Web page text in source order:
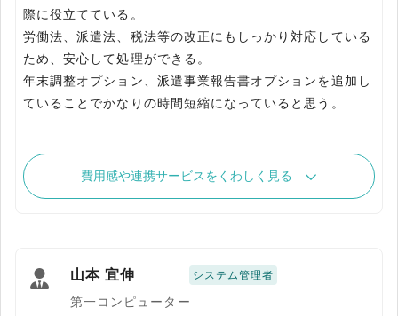
際に役立てている。
労働法、派遣法、税法等の改正にもしっかり対応している
ため、安心して処理ができる。
年末調整オプション、派遣事業報告書オプションを追加し
費用感や連携サービスをくわしく見る
山本 宜伸 システム管理者
第一コンピューター